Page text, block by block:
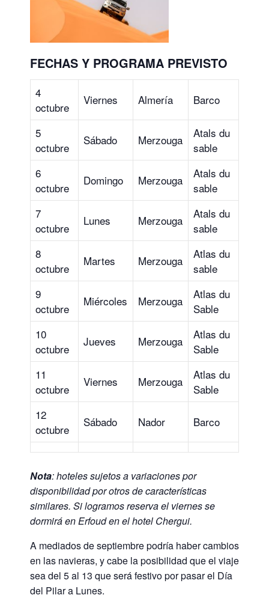
FECHAS Y PROGRAMA PREVISTO
4
octubre
Viernes Almería Barco
5
octubre
Sábado Merzouga
Atals du
sable
6
octubre
Domingo Merzouga
Atals du
sable
7
octubre
Lunes Merzouga
Atals du
sable
8
octubre
Martes Merzouga
Atlas du
sable
9
octubre
Miércoles Merzouga
Atlas du
Sable
10
octubre
Jueves Merzouga
Atlas du
Sable
11
octubre
Viernes Merzouga
Atlas du
Sable
12
octubre
Sábado Nador Barco
Nota: hoteles sujetos a variaciones por
disponibilidad por otros de características
similares. Si logramos reserva el viernes se
dormirá en Erfoud en el hotel Chergui.
A mediados de septiembre podría haber cambios
en las navieras, y cabe la posibilidad que el viaje
sea del 5 al 13 que será festivo por pasar el Día
del Pilar a Lunes.